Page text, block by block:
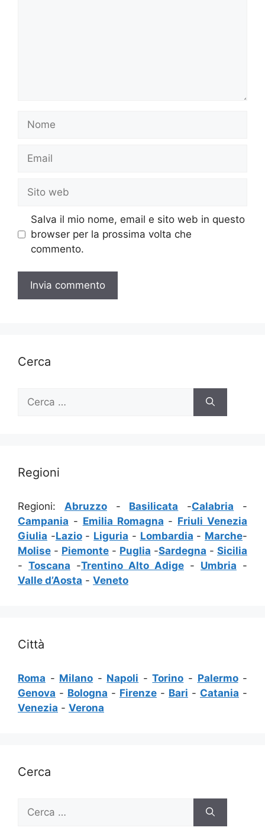
web
Salva il mio nome, email e sito web in questo
browser per la prossima volta che
commento.
Cerca
Ricerca
Regioni
Regioni: Abruzzo- Basilicata -Calabria -
Campania - Emilia Romagna - Friuli Venezia
Giulia -Lazio- Liguria - Lombardia - Marche-
Molise - Piemonte - Puglia -Sardegna - Sicilia
- Toscana -Trentino Alto Adige - Umbria -
Valle d’Aosta - Veneto
Città
Roma - Milano - Napoli -Torino - Palermo-
Genova - Bologna - Firenze - Bari - Catania -
Venezia - Verona
Cerca
Ricerca